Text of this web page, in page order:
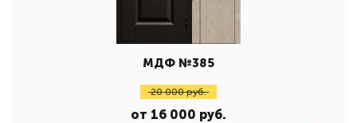
МДФ №385
20 000 руб.
от 16 000 руб.